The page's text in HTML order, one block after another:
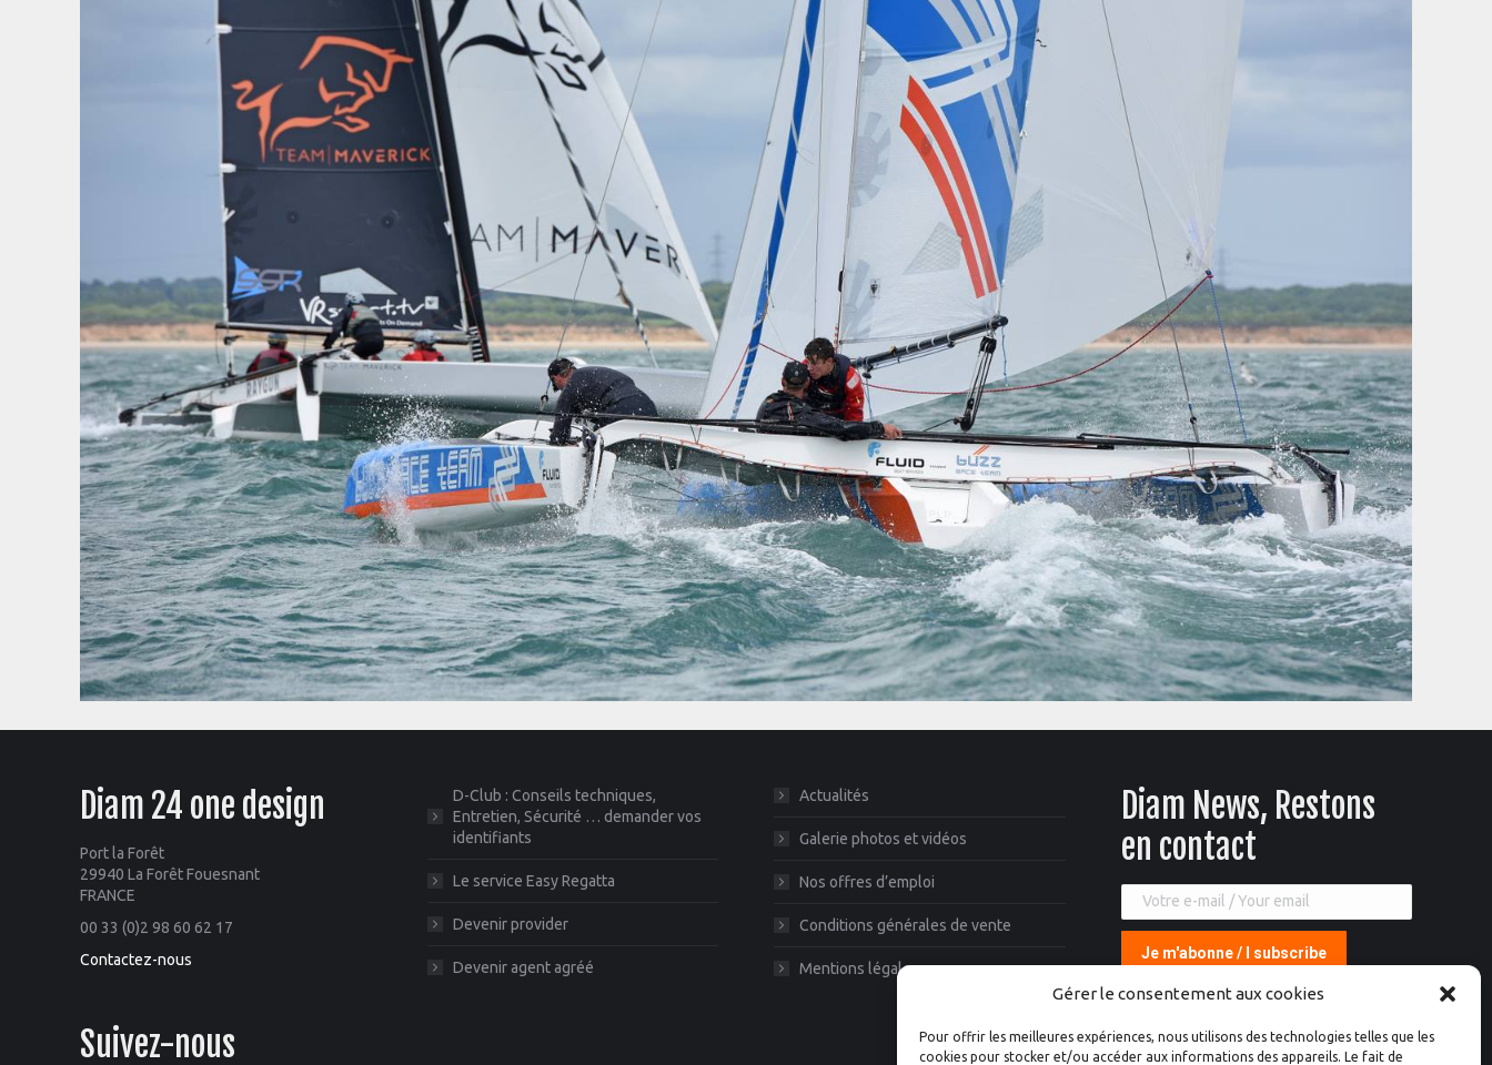
Gérer le consentement aux cookies
Pour offrir les meilleures expériences, nous utilisons des technologies telles que les
cookies pour stocker et/ou accéder aux informations des appareils. Le fait de
Diam 24 one design
Port la Forêt
29940 La Forêt Fouesnant
FRANCE
00 33 (0)2 98 60 62 17
Contactez-nous
D-Club : Conseils techniques,
Entretien, Sécurité … demander vos
identifiants
Le service Easy Regatta
Devenir provider
Devenir agent agréé
Actualités
Galerie photos et vidéos
Nos offres d’emploi
Conditions générales de vente
Mentions légales
Diam News, Restons
en contact
Suivez-nous